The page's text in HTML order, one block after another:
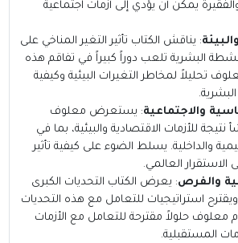
يمكن أن يؤدي إلى أزمات اجتماعية
: يناقش الكتاب تأثير التغير المناخي على
البشرية تلعب دوراً كبيراً في تفاقم هذه
تحليلاً لمخاطر التغيرات البيئية وكيفية
البشرية.
والاجتماعية: يستعرض معلوف
نتيجة للأزمات الاقتصادية والبيئية، بما في
والداخلية. يسلط الضوء على كيفية تأثير
العالمي.
والفرص: يعرض الكتاب التحديات الكبرى
ويقترح استراتيجيات للتعامل مع هذه التحديات
حلولاً مقترحة للتعامل مع الأزمات
المستقبلية.